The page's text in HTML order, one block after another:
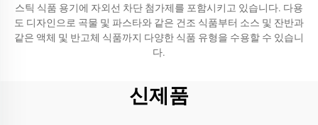
스틱 식품 용기에 자외선 차단 첨가제를 포함시키고 있습니다. 다용
도 디자인으로 곡물 및 파스타와 같은 건조 식품부터 소스 및 잔반과
같은 액체 및 반고체 식품까지 다양한 식품 유형을 수용할 수 있습니
다.
신제품